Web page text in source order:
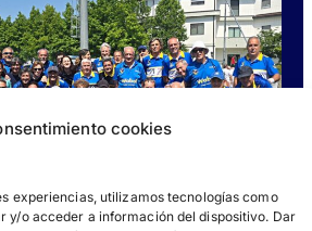
cookies
experiencias, utilizamos tecnologías como
y/o acceder a información del dispositivo. Dar